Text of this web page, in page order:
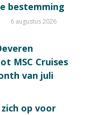
bestemming
6 augustus 2026
MSC Cruises
van juli
op voor